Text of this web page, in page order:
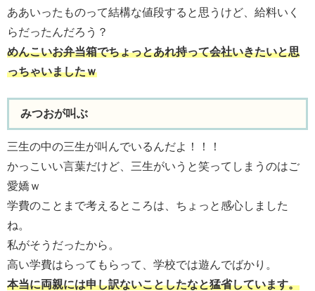
ああいったものって結構な値段すると思うけど、給料いく
らだったんだろう？
めんこいお弁当箱でちょっとあれ持って会社いきたいと思
っちゃいましたｗ
みつおが叫ぶ
三生の中の三生が叫んでいるんだよ！！！
かっこいい言葉だけど、三生がいうと笑ってしまうのはご
愛嬌ｗ
学費のことまで考えるところは、ちょっと感心しました
ね。
私がそうだったから。
高い学費はらってもらって、学校では遊んでばかり。
本当に両親には申し訳ないことしたなと猛省しています。